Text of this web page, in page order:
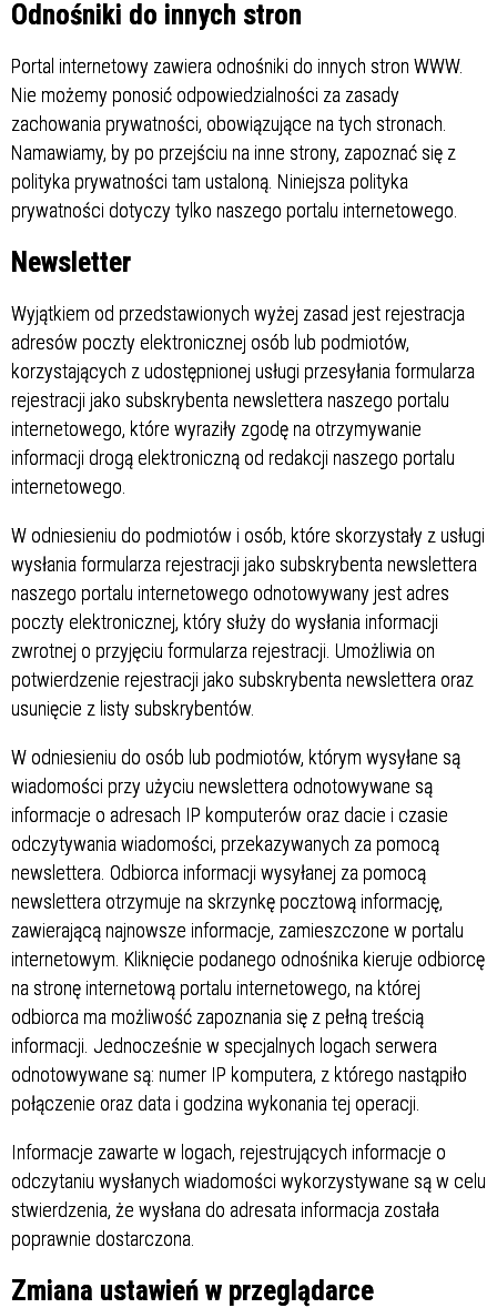
Odnośniki do innych stron
Portal internetowy zawiera odnośniki do innych stron WWW.
Nie możemy ponosić odpowiedzialności za zasady
zachowania prywatności, obowiązujące na tych stronach.
Namawiamy, by po przejściu na inne strony, zapoznać się z
polityka prywatności tam ustaloną. Niniejsza polityka
prywatności dotyczy tylko naszego portalu internetowego.
Newsletter
Wyjątkiem od przedstawionych wyżej zasad jest rejestracja
adresów poczty elektronicznej osób lub podmiotów,
korzystających z udostępnionej usługi przesyłania formularza
rejestracji jako subskrybenta newslettera naszego portalu
internetowego, które wyraziły zgodę na otrzymywanie
informacji drogą elektroniczną od redakcji naszego portalu
internetowego.
W odniesieniu do podmiotów i osób, które skorzystały z usługi
wysłania formularza rejestracji jako subskrybenta newslettera
naszego portalu internetowego odnotowywany jest adres
poczty elektronicznej, który służy do wysłania informacji
zwrotnej o przyjęciu formularza rejestracji. Umożliwia on
potwierdzenie rejestracji jako subskrybenta newslettera oraz
usunięcie z listy subskrybentów.
W odniesieniu do osób lub podmiotów, którym wysyłane są
wiadomości przy użyciu newslettera odnotowywane są
informacje o adresach IP komputerów oraz dacie i czasie
odczytywania wiadomości, przekazywanych za pomocą
newslettera. Odbiorca informacji wysyłanej za pomocą
newslettera otrzymuje na skrzynkę pocztową informację,
zawierającą najnowsze informacje, zamieszczone w portalu
internetowym. Kliknięcie podanego odnośnika kieruje odbiorcę
na stronę internetową portalu internetowego, na której
odbiorca ma możliwość zapoznania się z pełną treścią
informacji. Jednocześnie w specjalnych logach serwera
odnotowywane są: numer IP komputera, z którego nastąpiło
połączenie oraz data i godzina wykonania tej operacji.
Informacje zawarte w logach, rejestrujących informacje o
odczytaniu wysłanych wiadomości wykorzystywane są w celu
stwierdzenia, że wysłana do adresata informacja została
poprawnie dostarczona.
Zmiana ustawień w przeglądarce